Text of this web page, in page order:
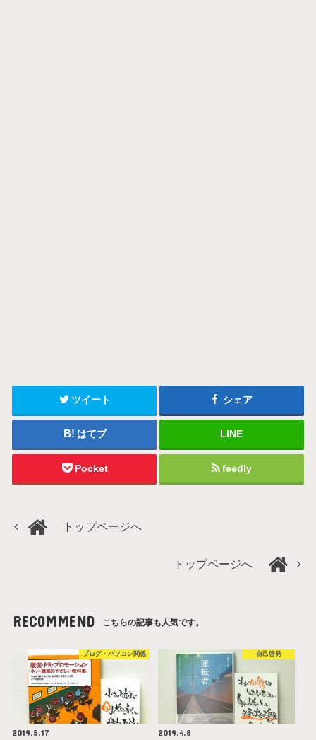
ツイート シェア
はてブ LINE
Pocket feedly
トップページへ
トップページへ
RECOMMEND こちらの記事も人気です。
ブログ・パソコン関係
2019.5.17
自己啓発
2019.4.8